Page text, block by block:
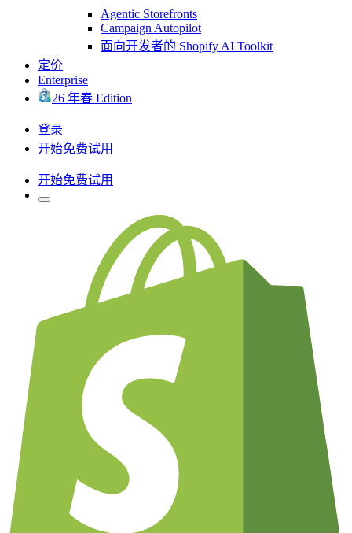
Agentic Storefronts
Campaign Autopilot
面向开发者的 Shopify AI Toolkit
定价
Enterprise
26 年春 Edition
登录
开始免费试用
开始免费试用